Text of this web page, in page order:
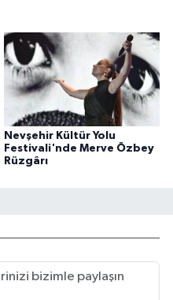
Nevşehir Kültür Yolu
Festivali'nde Merve Özbey
Rüzgârı